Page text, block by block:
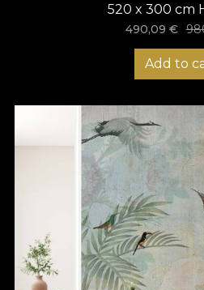
520 x 300 cm
490,09€
Add to